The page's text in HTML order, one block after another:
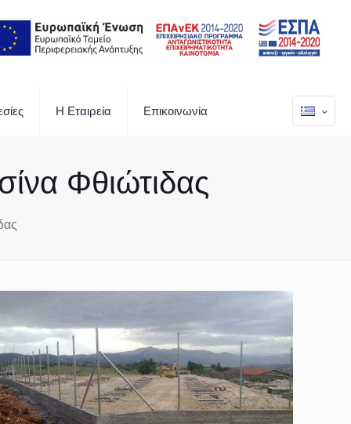
Η Εταιρεία Επικοινωνία
Φθιώτιδας